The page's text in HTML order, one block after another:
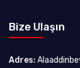
Bize Ulaşın
Adres: